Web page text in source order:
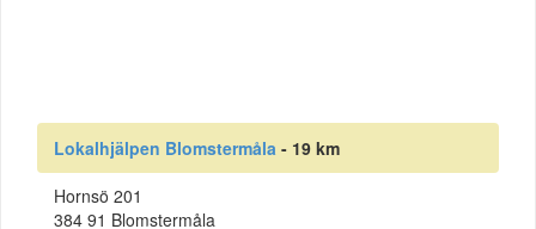
Lokalhjälpen Blomstermåla - 19 km
Hornsö 201
384 91 Blomstermåla